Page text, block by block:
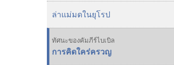
ล่า​แม่มด​ใน​ยุโรป
ทัศนะของคัมภีร์ไบเบิล
การ​คิด​ใคร่ครวญ